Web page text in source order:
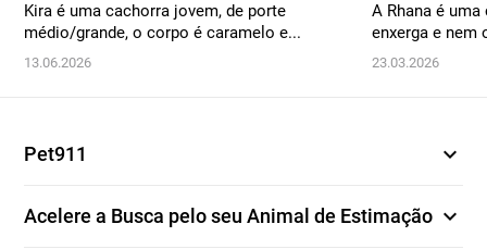
Kira é uma cachorra jovem, de porte
médio/grande, o corpo é caramelo e...
13.06.2026
A Rhana é
enxerga e nem
23.03.2026
Pet911 expand_more
Acelere a Busca pelo seu Animal de Estimação expand_more